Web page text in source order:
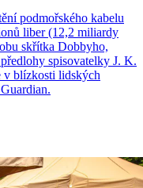
podmořského kabelu
liber (12,2 miliardy
skřítka Dobbyho,
spisovatelky J. K.
v blízkosti lidských